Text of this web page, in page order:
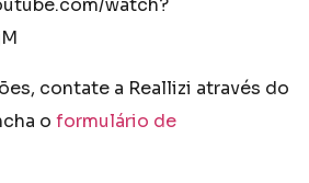
watch?
contate a Reallizi através do
o formulário de